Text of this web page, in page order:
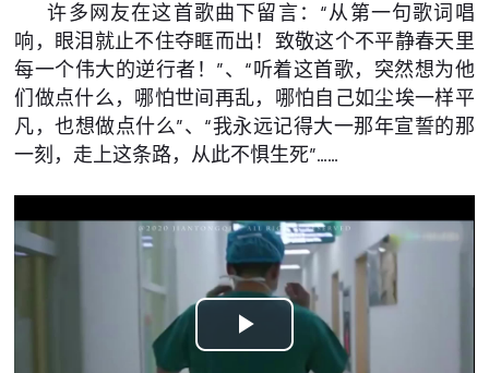
许多网友在这首歌曲下留言：“从第一句歌词唱
响，眼泪就止不住夺眶而出！致敬这个不平静春天里
每一个伟大的逆行者！”、“听着这首歌，突然想为他
们做点什么，哪怕世间再乱，哪怕自己如尘埃一样平
凡，也想做点什么”、“我永远记得大一那年宣誓的那
一刻，走上这条路，从此不惧生死”……
Play